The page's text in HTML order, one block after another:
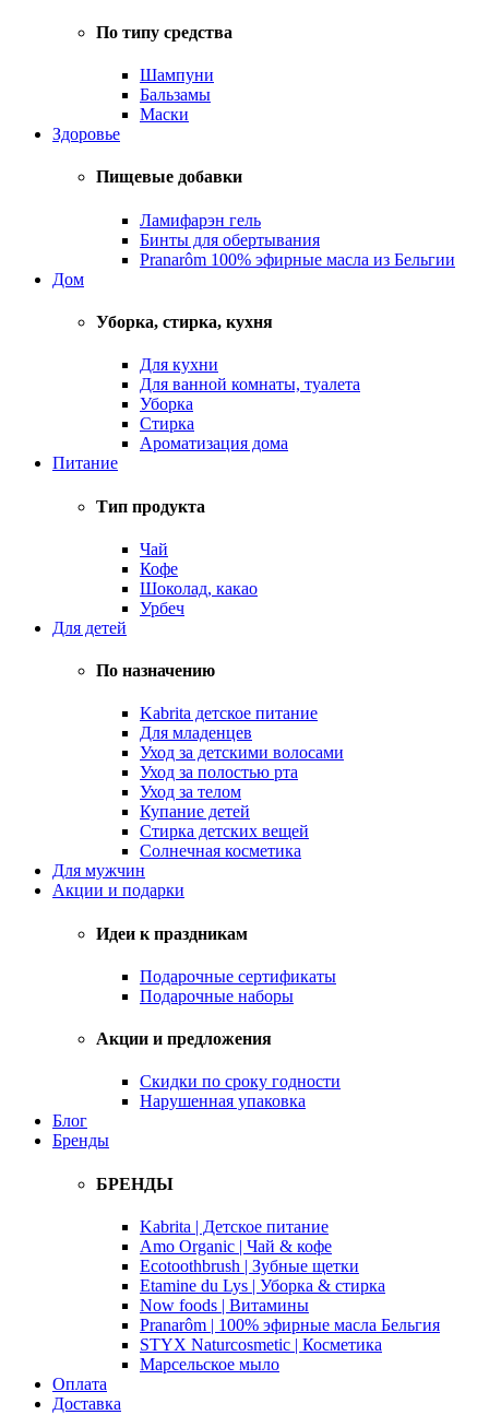
По типу средства
Шампуни
Бальзамы
Маски
Здоровье
Пищевые добавки
Ламифарэн гель
Бинты для обертывания
Pranarôm 100% эфирные масла из Бельгии
Дом
Уборка, стирка, кухня
Для кухни
Для ванной комнаты, туалета
Уборка
Стирка
Ароматизация дома
Питание
Тип продукта
Чай
Кофе
Шоколад, какао
Урбеч
Для детей
По назначению
Kabrita детское питание
Для младенцев
Уход за детскими волосами
Уход за полостью рта
Уход за телом
Купание детей
Стирка детских вещей
Солнечная косметика
Для мужчин
Акции и подарки
Идеи к праздникам
Подарочные сертификаты
Подарочные наборы
Акции и предложения
Скидки по сроку годности
Нарушенная упаковка
Блог
Бренды
БРЕНДЫ
Kabrita | Детское питание
Amo Organic | Чай & кофе
Ecotoothbrush | Зубные щетки
Etamine du Lys | Уборка & стирка
Now foods | Витамины
Pranarôm | 100% эфирные масла Бельгия
STYX Naturcosmetic | Косметика
Марсельское мыло
Оплата
Доставка